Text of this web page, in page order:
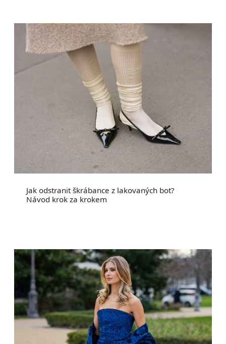
Jak odstranit škrábance z lakovaných bot?
Návod krok za krokem